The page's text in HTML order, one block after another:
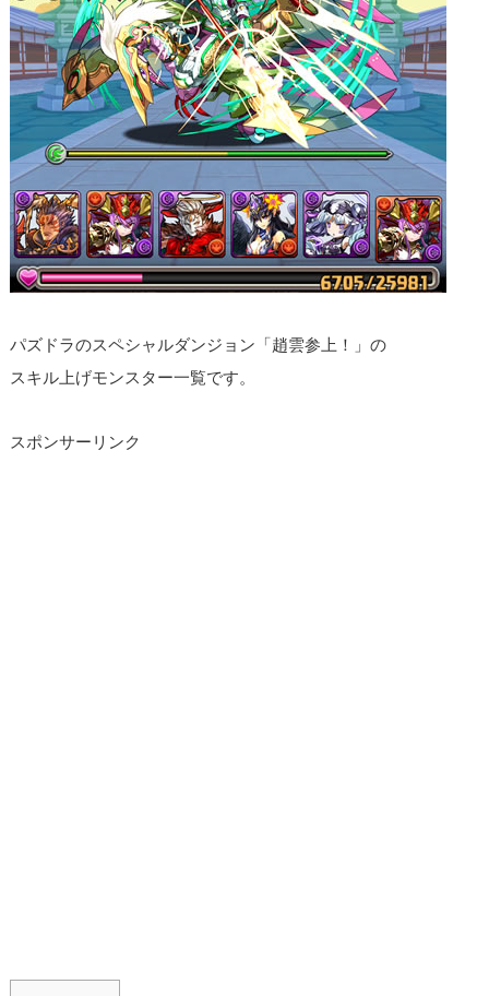
パズドラのスペシャルダンジョン「趙雲参上！」の
スキル上げモンスター一覧です。
スポンサーリンク